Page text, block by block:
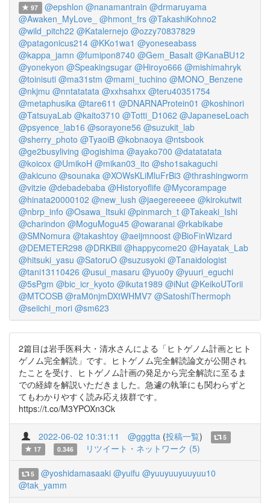
97 @epshlon @nanamantrain @drmaruyama
@Awaken_MyLove_ @hmont_frs @TakashiKohno2
@wild_pitch22 @Katalernejo @ozzy70837829
@patagonicus214 @KKo1wa1 @yoneseabass
@kappa_jamn @fumipon8740 @Gem_Basalt @KanaBU12
@yonekyon @Speakingsugar @Hiroyo666 @mishimahryk
@toinisuti @ma31stm @mami_tuchino @MONO_Benzene
@nkjmu @nntatatata @xxhsahxx @teru40351754
@metaphusika @tare611 @DNARNAProtein01 @koshinori
@TatsuyaLab @kaito3710 @Totti_D1062 @JapaneseLoach
@psyence_lab16 @sorayone56 @suzukit_lab
@sherry_photo @TyaoiB @kobnaoya @ntsbook
@ge2busyliving @ogishima @ayako700 @datatatata
@koicox @UmikoH @mikan03_ito @sho1sakaguchi
@akicuno @sounaka @XOWsKLiMluFrBi3 @thrashingworm
@vitzie @debadebaba @Historyoflife @Mycorampage
@hinata20000102 @new_lush @jaegereeeee @kirokutwit
@nbrp_info @Osawa_Itsuki @pinmarch_t @Takeaki_Ishi
@charindon @MoguMogu45 @owaranai @rkabikabe
@SMNomura @takashtoy @aeijmnoost @BioFinWizard
@DEMETER298 @DRKBill @happycome20 @Hayatak_Lab
@hitsuki_yasu @SatoruO @suzusyoki @Tanaidologist
@tani13110426 @usui_masaru @yuo0y @yuuri_eguchi
@5sPgm @bic_icr_kyoto @ikuta1989 @iNut @KeikoUTorii
@MTCOSB @raM0njmDXtWHMV7 @SatoshiThermoph
@seiichi_mori @sm623
2篇目は岩手医科大・清水さんによる「ヒトゲノム計画とヒト
ゲノム完全解読」です。ヒトゲノム完全解読論文が公開され
たことを受け、ヒトゲノム計画の発足から完全解読に至るま
での経緯を解説いただきました。急遽の執筆にも関わらずと
てもわかりやすく読み応え抜群です。
https://t.co/M3YPOXn3Ck
2022-06-02 10:31:11 @gggtta (投稿一覧)
5
17
0.346 リツイート・ネットワーク (5)
5 @yoshidamasaaki @yuifu @yuuyuuyuuyuu10
@tak_yamm